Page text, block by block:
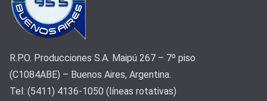
R.P.O. Producciones S.A. Maipú 267 – 7º piso
(C1084ABE) – Buenos Aires, Argentina.
Tel: (5411) 4136-1050 (líneas rotativas)